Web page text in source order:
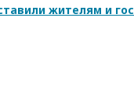
жителям и